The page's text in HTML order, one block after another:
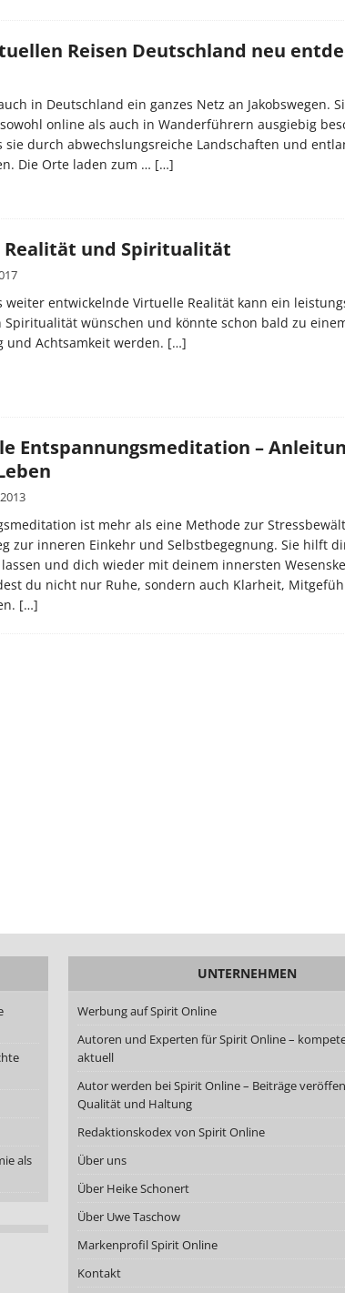
Reisen Deutschland neu
in Deutschland ein ganzes Netz an Jakobswegen.
online als auch in Wanderführern ausgiebig
sie durch abwechslungsreiche Landschaften und
Die Orte laden zum … […]
und Spiritualität
weiter entwickelnde Virtuelle Realität kann ein
Spiritualität wünschen und könnte schon bald zu
und Achtsamkeit werden. […]
Entspannungsmeditation –
ist mehr als eine Methode zur
zur inneren Einkehr und Selbstbegegnung. Sie hilft
und dich wieder mit deinem innersten
du nicht nur Ruhe, sondern auch Klarheit,
[…]
als
UNTERNEHMEN
Werbung auf Spirit Online
Autoren und Experten für Spirit Online –
aktuell
Autor werden bei Spirit Online – Beiträge
Qualität und Haltung
Redaktionskodex von Spirit Online
Über uns
Über Heike Schonert
Über Uwe Taschow
Markenprofil Spirit Online
Kontakt